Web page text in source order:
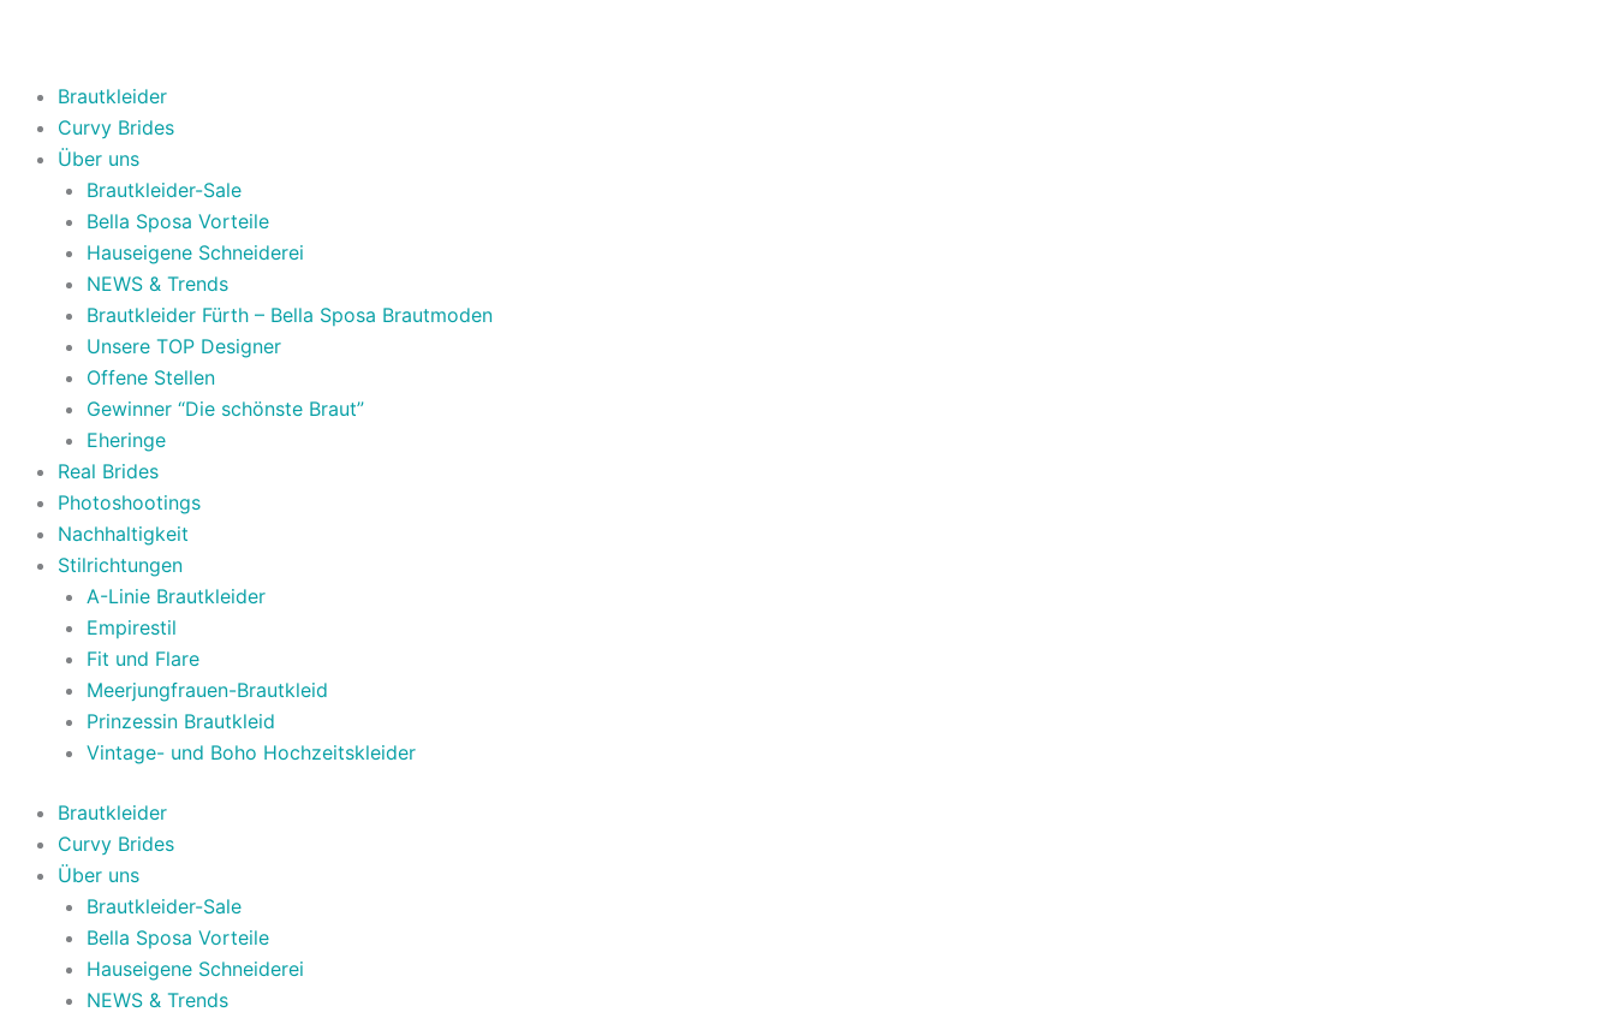
Brautkleider
Curvy Brides
Über uns
Brautkleider-Sale
Bella Sposa Vorteile
Hauseigene Schneiderei
NEWS & Trends
Brautkleider Fürth – Bella Sposa Brautmoden
Unsere TOP Designer
Offene Stellen
Gewinner “Die schönste Braut”
Eheringe
Real Brides
Photoshootings
Nachhaltigkeit
Stilrichtungen
A-Linie Brautkleider
Empirestil
Fit und Flare
Meerjungfrauen-Brautkleid
Prinzessin Brautkleid
Vintage- und Boho Hochzeitskleider
Brautkleider
Curvy Brides
Über uns
Brautkleider-Sale
Bella Sposa Vorteile
Hauseigene Schneiderei
NEWS & Trends